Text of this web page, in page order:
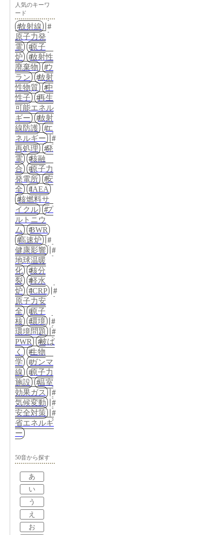
人気のキーワ
ード
放射線
原子力発
電
原子
炉
放射性
廃棄物
ウ
ラン
放射
性物質
中
性子
再生
可能エネル
ギー
放射
線防護
エ
ネルギー
再処理
発
電
核融
合
原子力
発電所
安
全
IAEA
核燃料サ
イクル
プ
ルトニウ
ム
BWR
高速炉
健康影響
地球温暖
化
核分
裂
軽水
炉
ICRP
原子力安
全
原子
核
環境
環境問題
PWR
被ば
く
生物
学
ガンマ
線
原子力
施設
温室
効果ガス
気候変動
安全対策
省エネルギ
ー
50音から探す
あ
い
う
え
お